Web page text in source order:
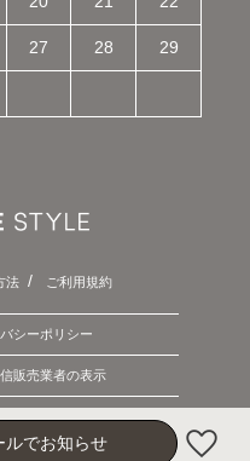
ルでお知らせ
27 28 29
法 ご利用規約
シーポリシー
販売業者の表示
ALL Rights Reserved.